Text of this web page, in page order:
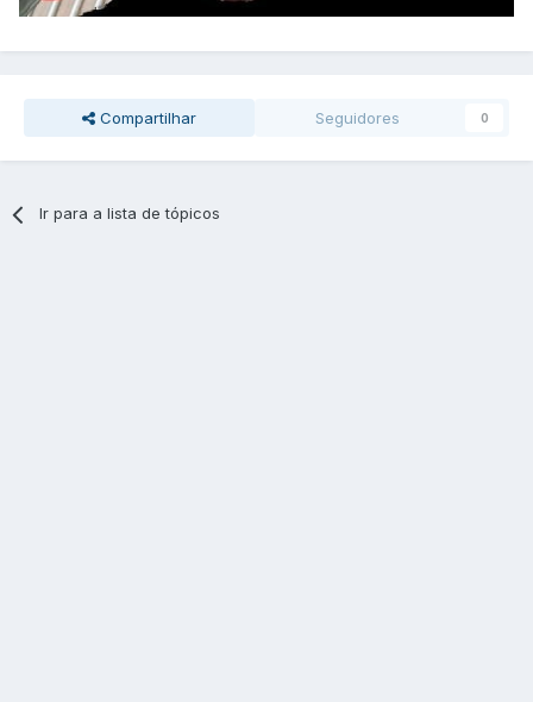
Compartilhar Seguidores 0
Ir para a lista de tópicos